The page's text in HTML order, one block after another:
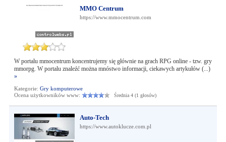
MMO Centrum
https://www.mmocentrum.com
W portalu mmocentrum koncentrujemy się głównie na grach RPG online - tzw. gry
mmorpg. W portalu znaleźć można mnóstwo informacji, ciekawych artykułów (...)
»
Kategorie: Gry komputerowe
Ocena użytkowników www:
Średnia 4 (1 głosów)
Auto-Tech
https://www.autoklucze.com.pl